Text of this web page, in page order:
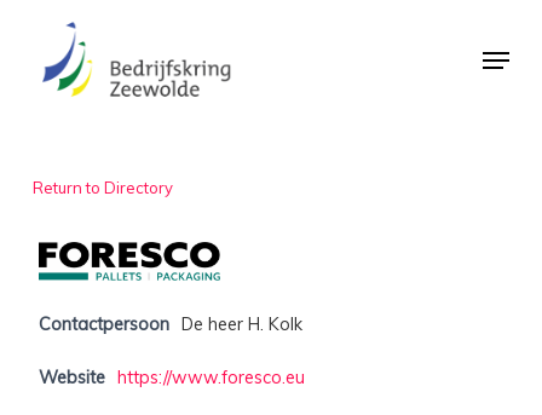
Menu
Return to Directory
Contactpersoon De heer H. Kolk
Website https://www.foresco.eu